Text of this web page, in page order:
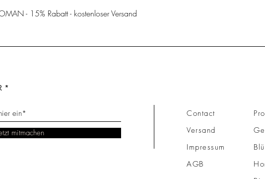
Schnellansicht
- 15% Rabatt - kostenloser Versand
mitmachen
Contact
Versand
Impressum
AGB